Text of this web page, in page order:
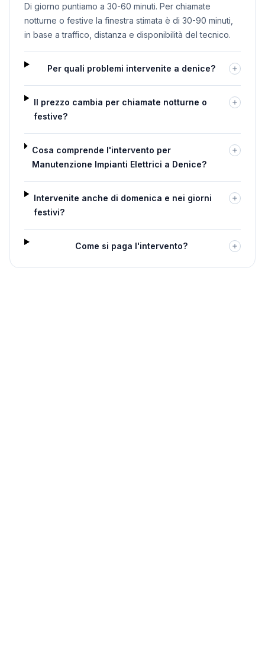
Di giorno puntiamo a 30-60 minuti. Per chiamate
notturne o festive la finestra stimata è di 30-90 minuti,
in base a traffico, distanza e disponibilità del tecnico.
Per quali problemi intervenite a denice?
Il prezzo cambia per chiamate notturne o
festive?
Cosa comprende l'intervento per
Manutenzione Impianti Elettrici a Denice?
Intervenite anche di domenica e nei giorni
festivi?
Come si paga l'intervento?